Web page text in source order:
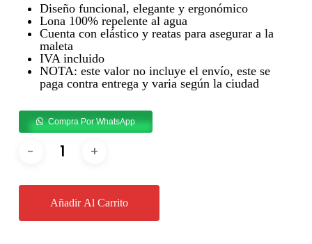
Diseño funcional, elegante y ergonómico
Lona 100% repelente al agua
Cuenta con elástico y reatas para asegurar a la
maleta
IVA incluido
NOTA: este valor no incluye el envío, este se
paga contra entrega y varia según la ciudad
Compra Por WhatsApp
Añadir Al Carrito